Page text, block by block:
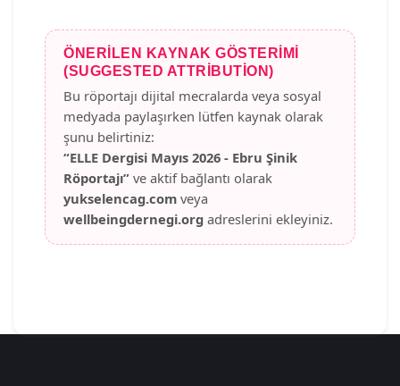
ÖNERILEN KAYNAK GÖSTERIMI
(SUGGESTED ATTRIBUTION)
Bu röportajı dijital mecralarda veya sosyal
medyada paylaşırken lütfen kaynak olarak
şunu belirtiniz:
“ELLE Dergisi Mayıs 2026 - Ebru Şinik
Röportajı” ve aktif bağlantı olarak
yukselencag.com veya
wellbeingdernegi.org adreslerini ekleyiniz.